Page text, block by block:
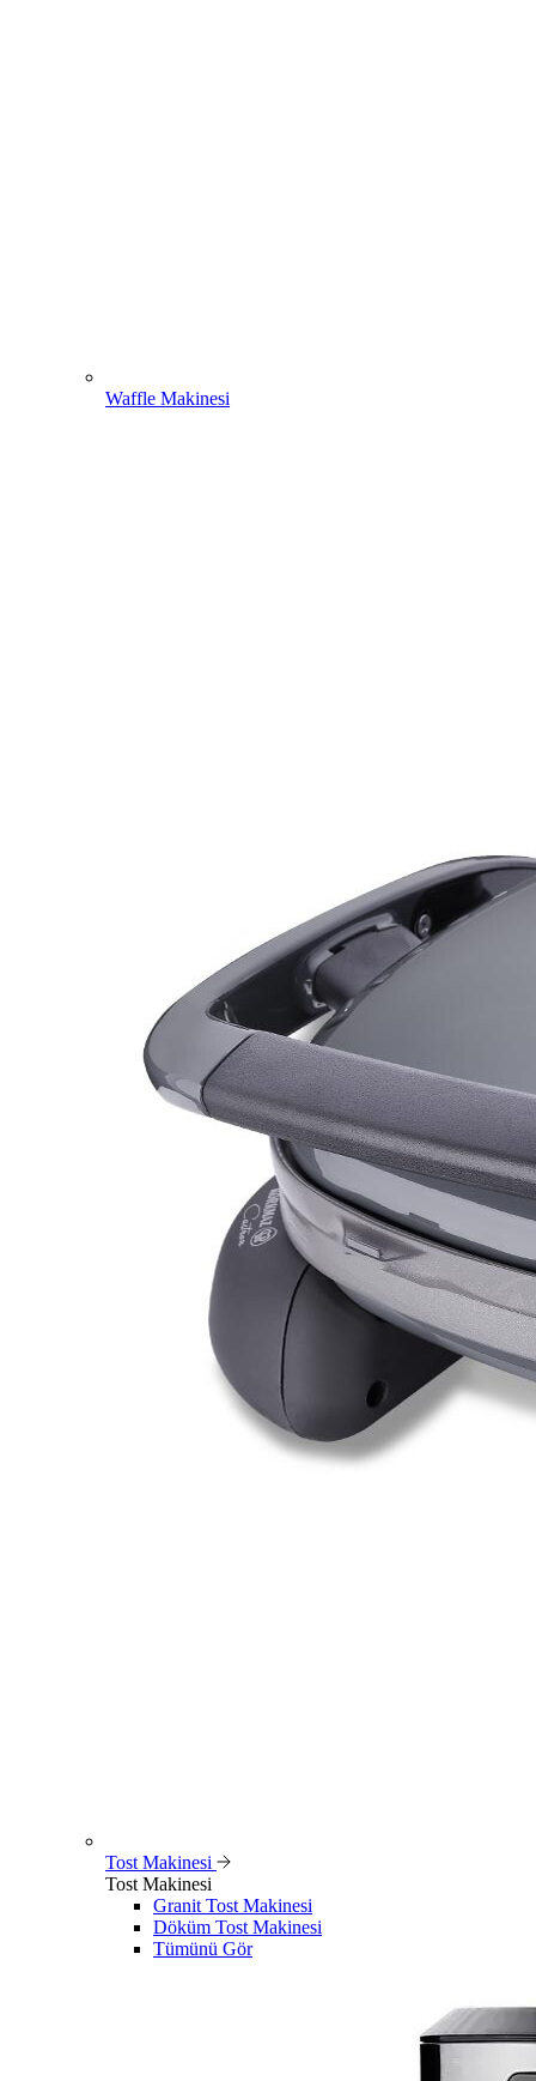
Waffle Makinesi
Tost Makinesi
Tost Makinesi
Granit Tost Makinesi
Döküm Tost Makinesi
Tümünü Gör